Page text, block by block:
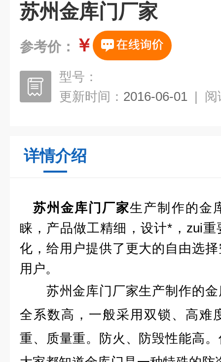
苏州金库门厂家
参考价： ￥
型号：
更新时间： 2016-06-01 | 阅
详情介绍
苏州金库门厂家生产制作的金
睐，产品做工精细，设计*，zui
化，给用户提供了更大的自由选
用户。
苏州金库门厂家生产制作的金
全系数高，一般采用双锁、高难
重、质量重。防火、防毁性能高